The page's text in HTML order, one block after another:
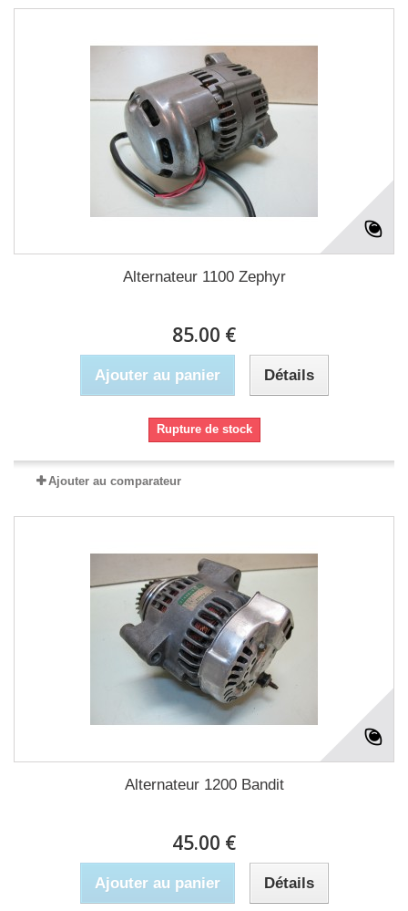
Alternateur 1100 Zephyr
85.00 €
Ajouter au panier Détails
Rupture de stock
Ajouter au comparateur
Alternateur 1200 Bandit
45.00 €
Ajouter au panier Détails